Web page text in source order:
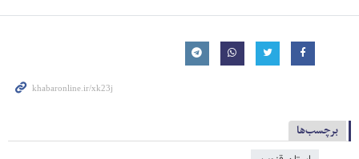
برچسب‌ها